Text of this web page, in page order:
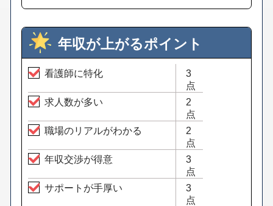
年収が上がるポイント
看護師に特化
3
点
求人数が多い
2
点
職場のリアルがわかる
2
点
年収交渉が得意
3
点
サポートが手厚い
3
点